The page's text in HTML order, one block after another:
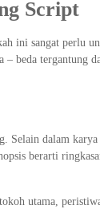
Script
ini sangat perlu
– beda tergantung
Selain dalam
berarti
utama,